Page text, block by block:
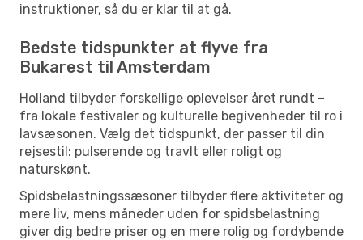
instruktioner, så du er klar til at gå.
Bedste tidspunkter at flyve fra
Bukarest til Amsterdam
Holland tilbyder forskellige oplevelser året rundt –
fra lokale festivaler og kulturelle begivenheder til ro i
lavsæsonen. Vælg det tidspunkt, der passer til din
rejsestil: pulserende og travlt eller roligt og
naturskønt.
Spidsbelastningssæsoner tilbyder flere aktiviteter og
mere liv, mens måneder uden for spidsbelastning
giver dig bedre priser og en mere rolig og fordybende